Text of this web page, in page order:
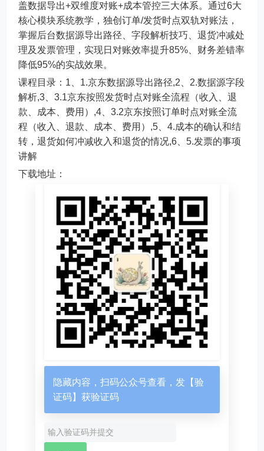
盖数据导出+双维度对账+成本管控三大体系。通过6大
核心模块系统教学，独创订单/发货时点双轨对账法，
掌握后台数据源导出路径、字段解析技巧、退货冲减处
理及发票管理，实现日对账效率提升85%、财务差错率
降低95%的实战效果。
课程目录：1、1.京东数据源导出路径,2、2.数据源字段
解析,3、3.1京东按照发货时点对账全流程（收入、退
款、成本、费用）,4、3.2京东按照订单时点对账全流
程（收入、退款、成本、费用）,5、4.成本的确认和结
转，退货如何冲减收入和退货的情况,6、5.发票的事项
讲解
下载地址：
隐藏内容，扫码公众号查看，发【验
证码】获验证码